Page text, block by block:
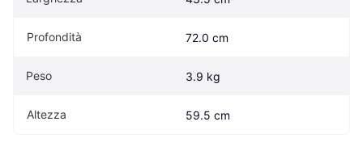
Profondità 72.0 cm
Peso 3.9 kg
Altezza 59.5 cm